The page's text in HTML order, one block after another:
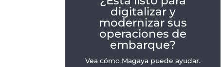
digitalizar y
modernizar sus
operaciones de
embarque?
Vea cómo Magaya puede ayudar.